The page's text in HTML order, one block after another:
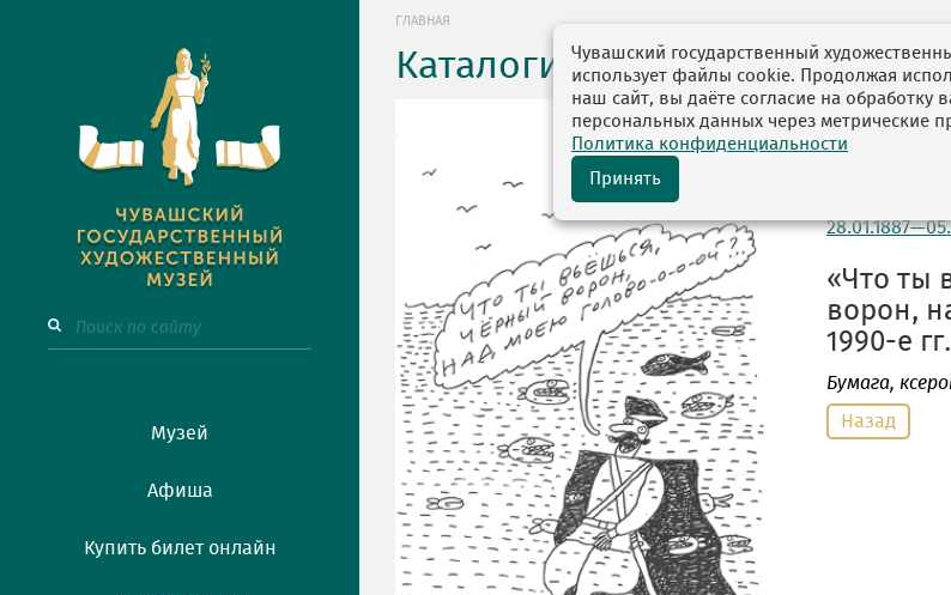
Музей
Афиша
Купить билет онлайн
ГЛАВНАЯ
Каталоги выставок
автор:
модель:
«Что ты
ворон,
1990-е гг.
Бумага,
Назад
Чувашский государственный
использует файлы cookie. Продолжая
наш сайт, вы даёте согласие на обработку
персональных данных через метрические
Политика конфиденциальности
Принять